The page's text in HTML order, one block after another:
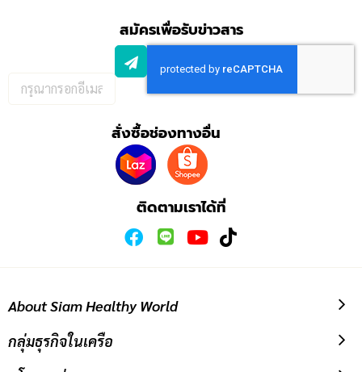
สมัครเพื่อรับข่าวสาร
กรอก
สั่งซื้อช่องทางอื่น
ติดตามเราได้ที่
About Siam Healthy World
กลุ่มธุรกิจในเครือ